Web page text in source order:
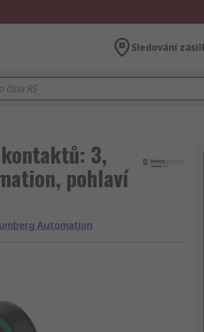
Sledování
3,
pohlaví
Automation